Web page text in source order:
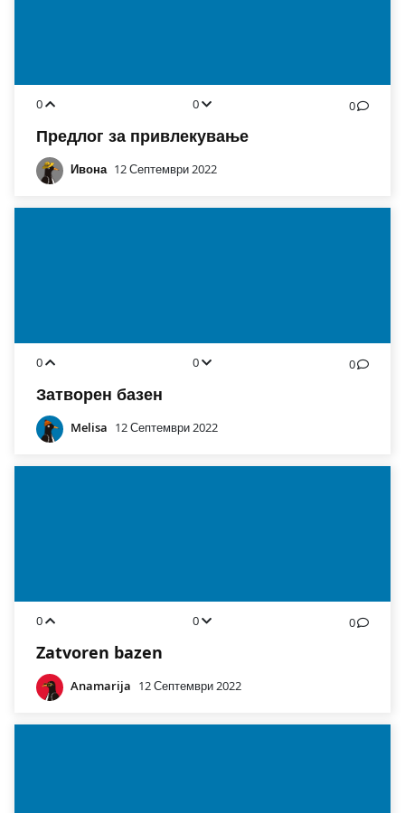
0 0 0
Предлог за привлекување
Ивона 12 Септември 2022
0 0 0
Затворен базен
Melisa 12 Септември 2022
0 0 0
Zatvoren bazen
Anamarija 12 Септември 2022